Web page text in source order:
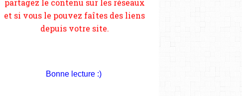
Bonne lecture :)